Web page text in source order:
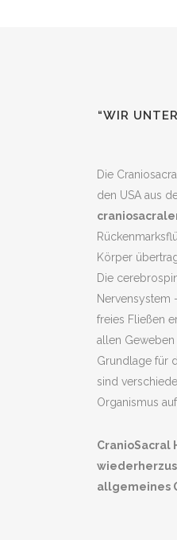
“WIR
Die
den USA aus
Körper
Die
Nervensystem
freies Fließen
allen
Grundlage für
sind
Organismus
CranioSacral
allgemeines